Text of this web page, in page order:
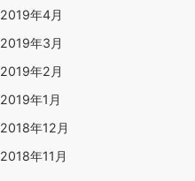
2019年4月
2019年3月
2019年2月
2019年1月
2018年12月
2018年11月